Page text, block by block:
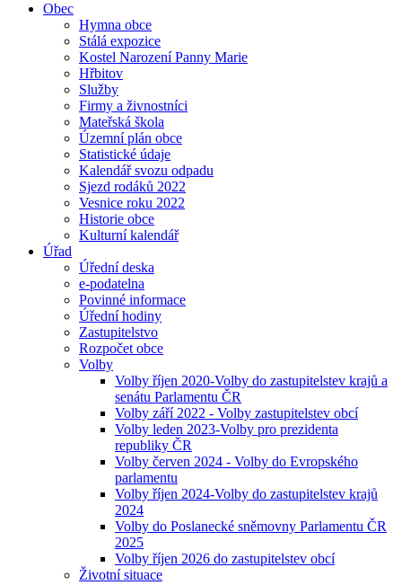
Obec
Hymna obce
Stálá expozice
Kostel Narození Panny Marie
Hřbitov
Služby
Firmy a živnostníci
Mateřská škola
Územní plán obce
Statistické údaje
Kalendář svozu odpadu
Sjezd rodáků 2022
Vesnice roku 2022
Historie obce
Kulturní kalendář
Úřad
Úřední deska
e-podatelna
Povinné informace
Úřední hodiny
Zastupitelstvo
Rozpočet obce
Volby
Volby říjen 2020-Volby do zastupitelstev krajů a
senátu Parlamentu ČR
Volby září 2022 - Volby zastupitelstev obcí
Volby leden 2023-Volby pro prezidenta
republiky ČR
Volby červen 2024 - Volby do Evropského
parlamentu
Volby říjen 2024-Volby do zastupitelstev krajů
2024
Volby do Poslanecké sněmovny Parlamentu ČR
2025
Volby říjen 2026 do zastupitelstev obcí
Životní situace